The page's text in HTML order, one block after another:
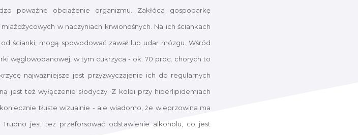
poważne obciążenie organizmu. Zakłóca gospodarkę
w naczyniach krwionośnych. Na ich ściankach
ścianki, mogą spowodować zawał lub udar mózgu. Wśród
węglowodanowej, w tym cukrzyca - ok. 70 proc. chorych to
najważniejsze jest przyzwyczajenie ich do regularnych
jest też wyłączenie słodyczy. Z kolei przy hiperlipidemiach
tłuste wizualnie - ale wiadomo, że wieprzowina ma
jest też przeforsować odstawienie alkoholu, co jest